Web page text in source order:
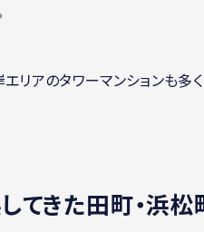
リアのタワーマンションも多く
てきた田町・浜松